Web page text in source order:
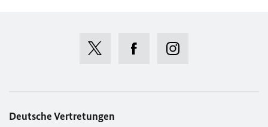
Deutsche Vertretungen